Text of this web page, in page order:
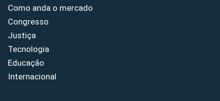
Como anda o mercado
Congresso
Justiça
Tecnologia
Educação
Internacional